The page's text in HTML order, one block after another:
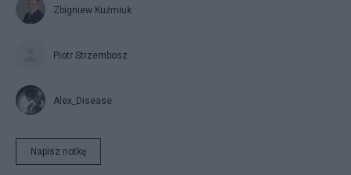
Zbigniew Kuźmiuk
Piotr Strzembosz
Alex_Disease
Napisz notkę